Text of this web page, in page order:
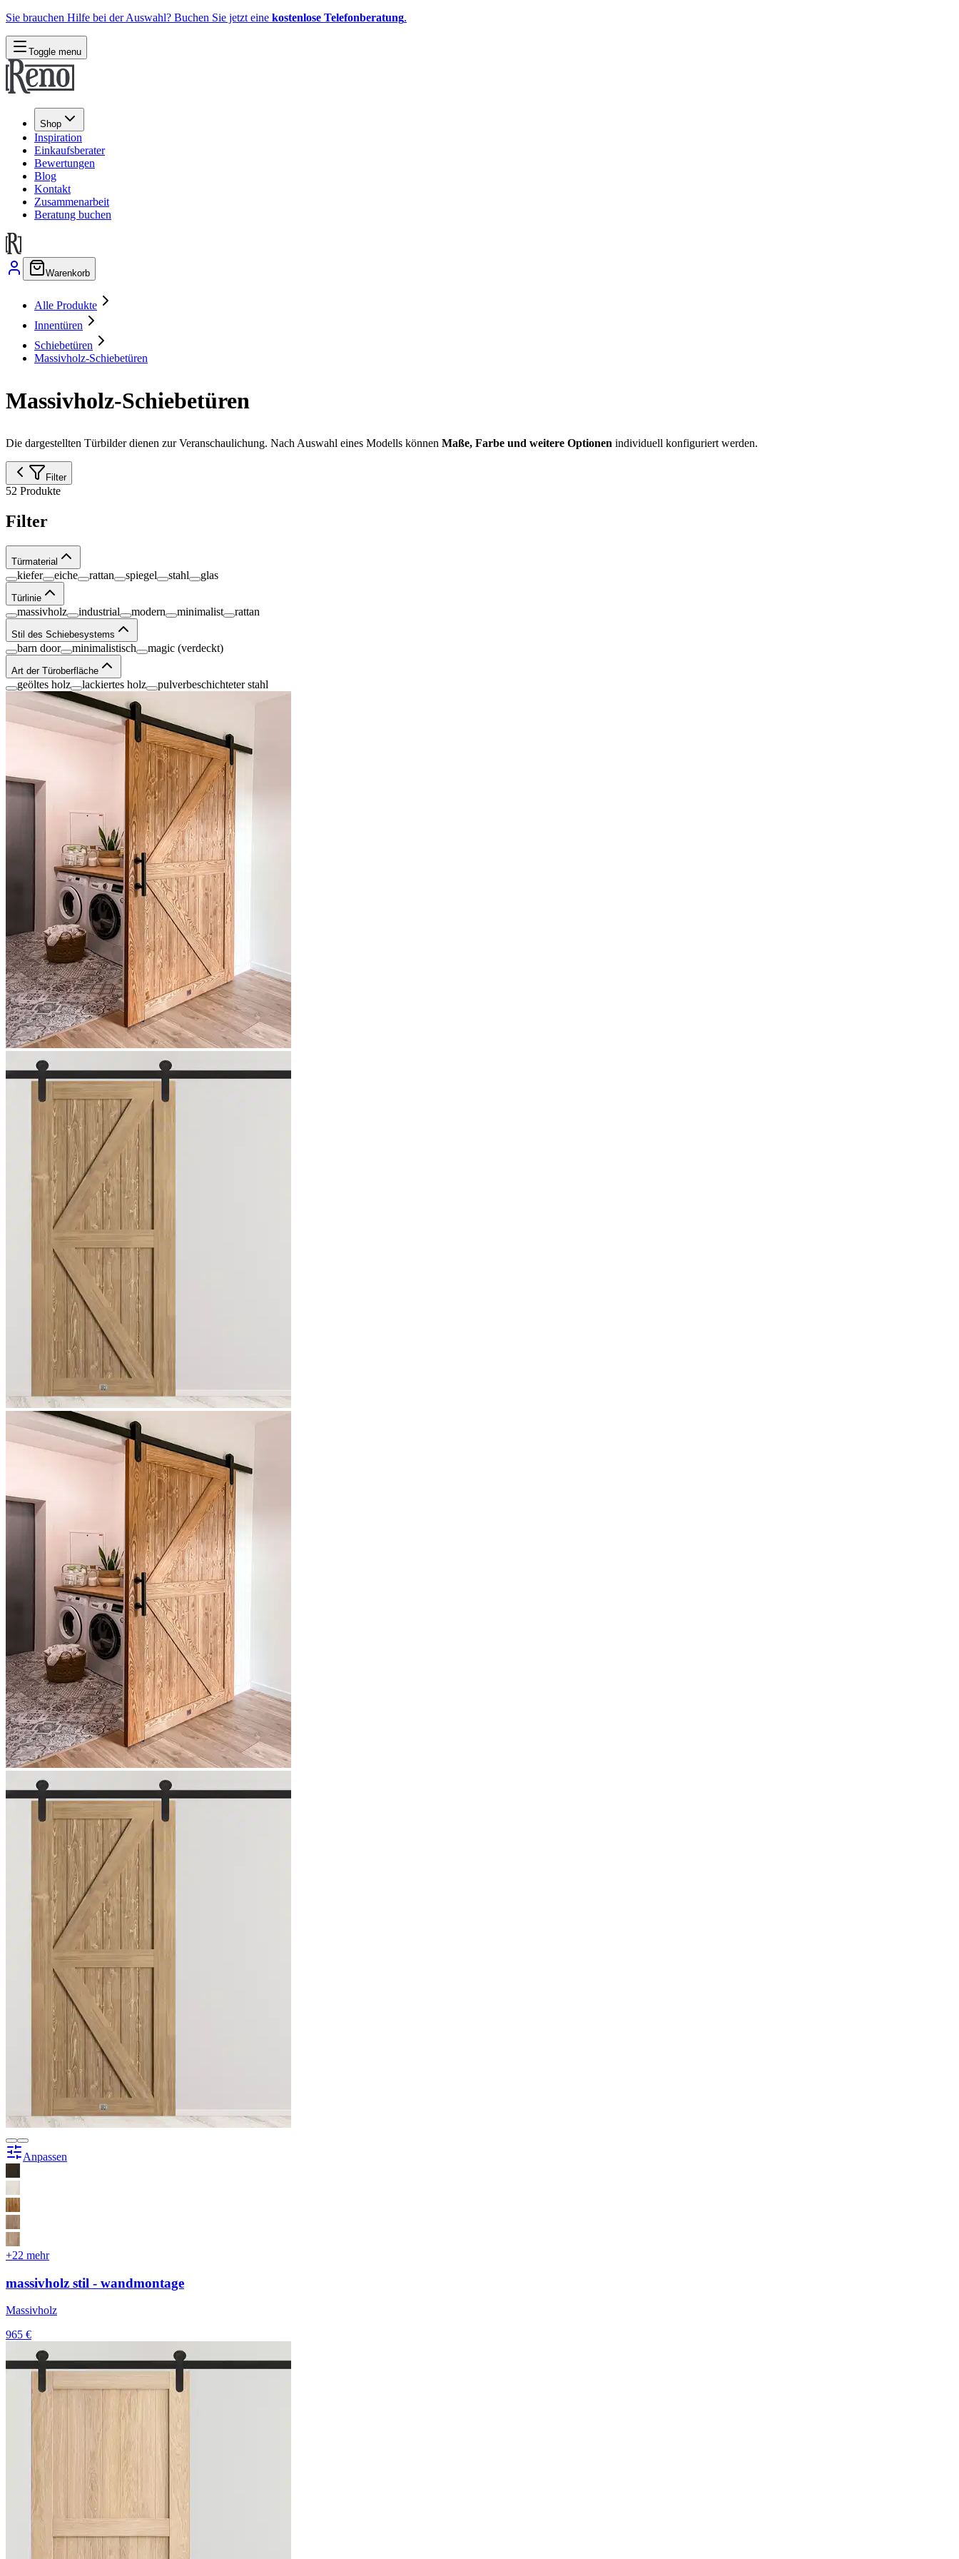
Sie brauchen Hilfe bei der Auswahl? Buchen Sie jetzt eine kostenlose Telefonberatung.
Toggle menu
Shop
Inspiration
Einkaufsberater
Bewertungen
Blog
Kontakt
Zusammenarbeit
Beratung buchen
Warenkorb
Alle Produkte
Innentüren
Schiebetüren
Massivholz-Schiebetüren
Massivholz-Schiebetüren
Die dargestellten Türbilder dienen zur Veranschaulichung. Nach Auswahl eines Modells können Maße, Farbe und weitere Optionen individuell konfiguriert werden.
Filter
52 Produkte
Filter
Türmaterial
kiefer eiche rattan spiegel stahl glas
Türlinie
massivholz industrial modern minimalist rattan
Stil des Schiebesystems
barn door minimalistisch magic (verdeckt)
Art der Türoberfläche
geöltes holz lackiertes holz pulverbeschichteter stahl
Anpassen
+22 mehr
massivholz stil - wandmontage
Massivholz
965 €